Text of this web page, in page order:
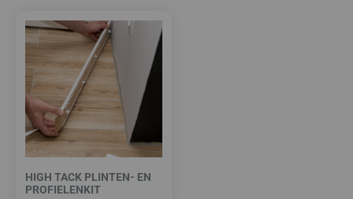
HIGH TACK PLINTEN- EN
PROFIELENKIT